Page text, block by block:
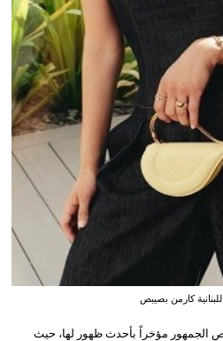
كارمن بصيبص
الجمهور مؤخراً بأحدث ظهور لها، حيث